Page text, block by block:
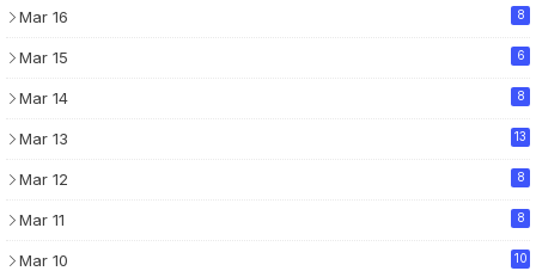
Mar 16 8
Mar 15 6
Mar 14 8
Mar 13 13
Mar 12 8
Mar 11 8
Mar 10 10